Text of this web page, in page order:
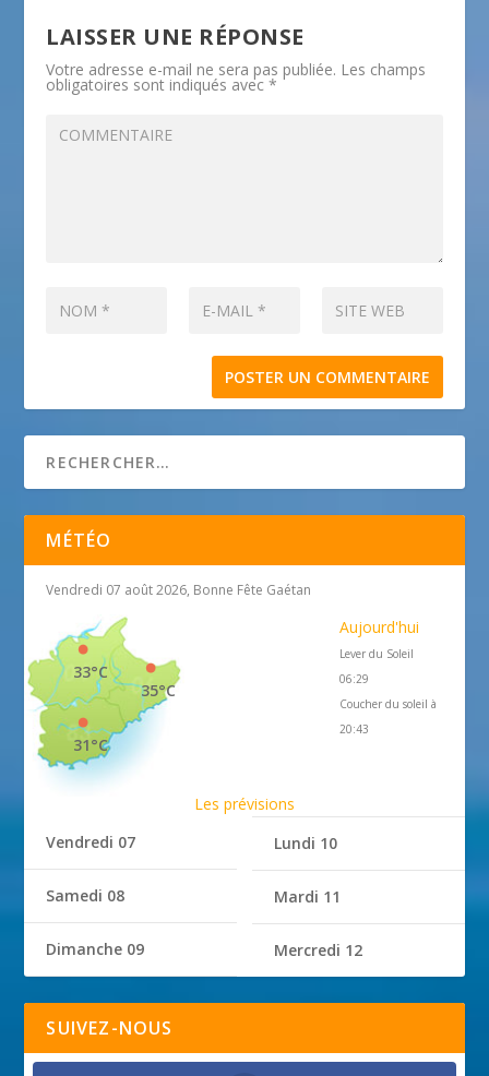
LAISSER UNE RÉPONSE
Votre adresse e-mail ne sera pas publiée. Les champs
obligatoires sont indiqués avec*
MÉTÉO
Vendredi 07 août 2026, Bonne Fête Gaétan
35°C
33°C
31°C
Aujourd'hui
Lever du Soleil
06:29
Coucher du soleil à
20:43
Les prévisions
Vendredi 07
Samedi 08
Dimanche 09
Lundi 10
Mardi 11
Mercredi 12
SUIVEZ-NOUS